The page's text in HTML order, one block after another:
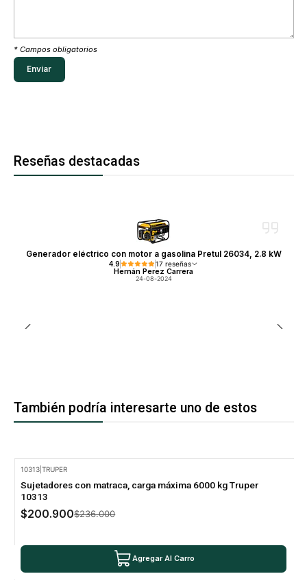
* Campos obligatorios
Reseñas destacadas
Generador eléctrico con motor a gasolina Pretul 26034, 2.8 kW
4.9 17 reseñas
Hernán Perez Carrera
24-08-2024
También podría interesarte uno de estos
10313 |TRUPER
Sujetadores con matraca, carga máxima 6000 kg Truper
10313
$200.900$236.000
Agregar Al Carro